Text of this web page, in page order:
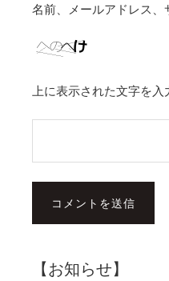
名前、メールアドレス、
上に表示された文字を入
【お知らせ】